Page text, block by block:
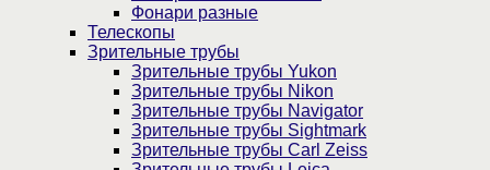
Фонари разные
Телескопы
Зрительные трубы
Зрительные трубы Yukon
Зрительные трубы Nikon
Зрительные трубы Navigator
Зрительные трубы Sightmark
Зрительные трубы Carl Zeiss